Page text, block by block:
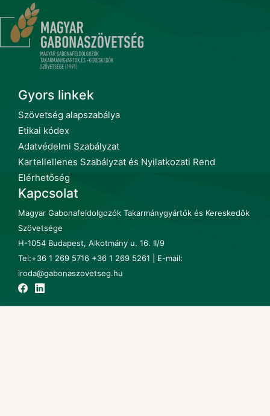
Gyors linkek
Szövetség alapszabálya
Etikai kódex
Adatvédelmi Szabályzat
Kartellellenes Szabályzat és Nyilatkozati Rend
Elérhetőség
Kapcsolat
Magyar Gabonafeldolgozók Takarmánygyártók és Kereskedők
Szövetsége
H-1054 Budapest, Alkotmány u. 16. II/9
Tel:+36 1 269 5716 +36 1 269 5261 | E-mail:
iroda@gabonaszovetseg.hu